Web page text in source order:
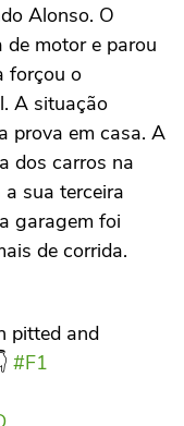
Alonso. O
de motor e parou
forçou o
A situação
prova em casa. A
dos carros na
sua terceira
garagem foi
de corrida.
pitted and
#F1